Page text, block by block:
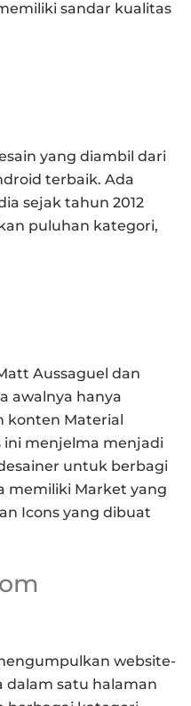
sandar kualitas
yang diambil dari
terbaik. Ada
sejak tahun 2012
puluhan kategori,
Aussaguel dan
awalnya hanya
konten Material
ini menjelma menjadi
untuk berbagi
memiliki Market yang
Icons yang dibuat
website-
dalam satu halaman